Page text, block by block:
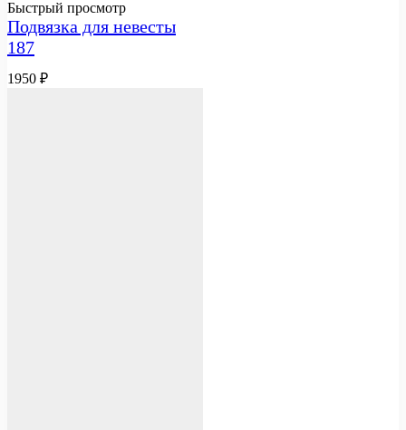
Быстрый просмотр
Подвязка для невесты
187
1950 ₽